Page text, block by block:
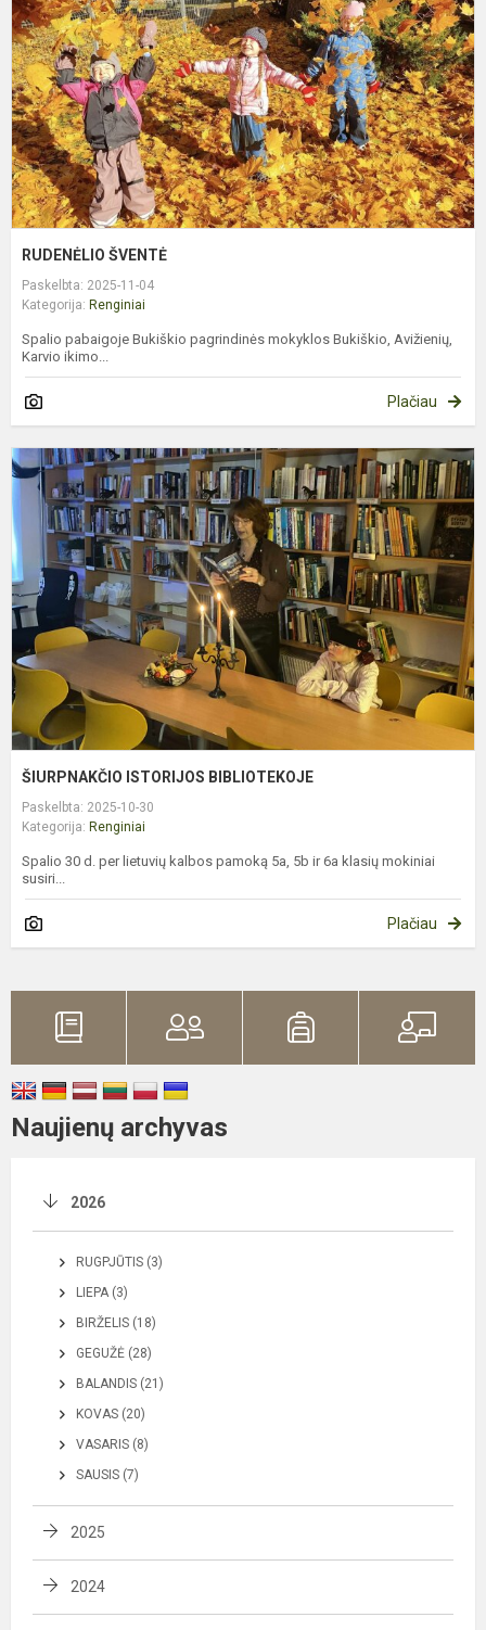
RUDENĖLIO ŠVENTĖ
Paskelbta: 2025-11-04
Kategorija: Renginiai
Spalio pabaigoje Bukiškio pagrindinės mokyklos Bukiškio, Avižienių,
Karvio ikimo...
Plačiau
ŠIURPNAKČIO ISTORIJOS BIBLIOTEKOJE
Paskelbta: 2025-10-30
Kategorija: Renginiai
Spalio 30 d. per lietuvių kalbos pamoką 5a, 5b ir 6a klasių mokiniai
susiri...
Plačiau
Naujienų archyvas
2026
RUGPJŪTIS (3)
LIEPA (3)
BIRŽELIS (18)
GEGUŽĖ (28)
BALANDIS (21)
KOVAS (20)
VASARIS (8)
SAUSIS (7)
2025
2024